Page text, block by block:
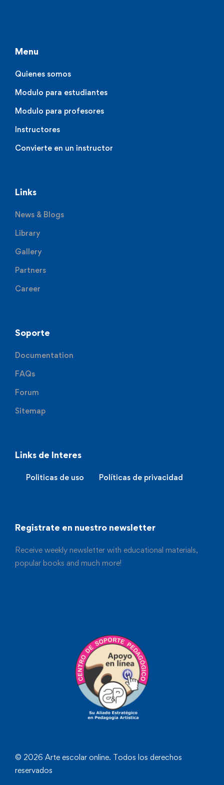
Menu
Quienes somos
Modulo para estudiantes
Modulo para profesores
Instructores
Convierte en un instructor
Links
News & Blogs
Library
Gallery
Partners
Career
Soporte
Documentation
FAQs
Forum
Sitemap
Links de Interes
Politicas de uso Políticas de privacidad
Registrate en nuestro newsletter
Receive weekly newsletter with educational materials,
popular books and much more!
© 2026 Arte escolar online. Todos los derechos
reservados